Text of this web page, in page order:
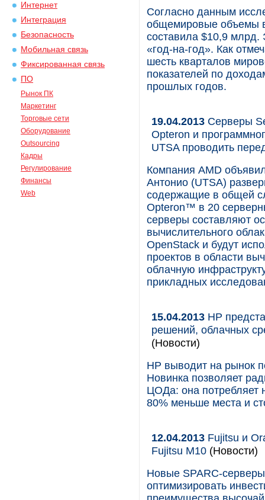
Интернет
Интеграция
Безопасность
Мобильная связь
Фиксированная связь
ПО
Рынок ПК
Маркетинг
Торговые сети
Оборудование
Outsourcing
Кадры
Регулирование
Финансы
Web
Согласно данным
общемировые объемы
составила $10,9 млрд.
«год-на-год». Как
шесть кварталов
показателей по
прошлых годов.
19.04.2013 Серверы
Opteron и
UTSA проводить
Компания AMD
Антонио (UTSA)
содержащие в общей
Opteron™ в 20
серверы составляют
вычислительного
OpenStack и будут
проектов в области
облачную
прикладных
15.04.2013 HP
решений, облачных
(Новости)
HP выводит на рынок
Новинка позволяет
ЦОДа: она потребляет
80% меньше места и
12.04.2013 Fujitsu и
Fujitsu M10 (Новости)
Новые SPARC-
оптимизировать